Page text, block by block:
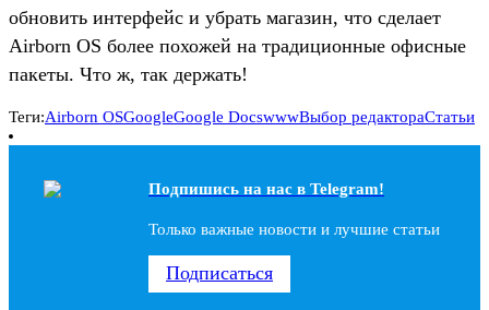
обновить интерфейс и убрать магазин, что сделает
Airborn OS более похожей на традиционные офисные
пакеты. Что ж, так держать!
Теги:Airborn OSGoogleGoogle DocswwwВыбор редактораСтатьи
Подпишись на наc в Telegram!
Только важные новости и лучшие статьи
Подписаться